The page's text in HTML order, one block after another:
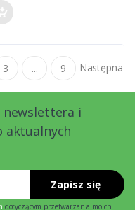
3 ... 9 Następna
newslettera i
aktualnych
Zapisz się
dotyczącym przetwarzania moich